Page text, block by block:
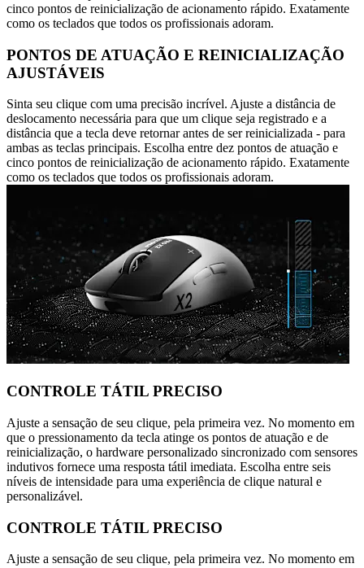
cinco pontos de reinicialização de acionamento rápido. Exatamente
como os teclados que todos os profissionais adoram.
PONTOS DE ATUAÇÃO E REINICIALIZAÇÃO
AJUSTÁVEIS
Sinta seu clique com uma precisão incrível. Ajuste a distância de
deslocamento necessária para que um clique seja registrado e a
distância que a tecla deve retornar antes de ser reinicializada - para
ambas as teclas principais. Escolha entre dez pontos de atuação e
cinco pontos de reinicialização de acionamento rápido. Exatamente
como os teclados que todos os profissionais adoram.
CONTROLE TÁTIL PRECISO
Ajuste a sensação de seu clique, pela primeira vez. No momento em
que o pressionamento da tecla atinge os pontos de atuação e de
reinicialização, o hardware personalizado sincronizado com sensores
indutivos fornece uma resposta tátil imediata. Escolha entre seis
níveis de intensidade para uma experiência de clique natural e
personalizável.
CONTROLE TÁTIL PRECISO
Ajuste a sensação de seu clique, pela primeira vez. No momento em